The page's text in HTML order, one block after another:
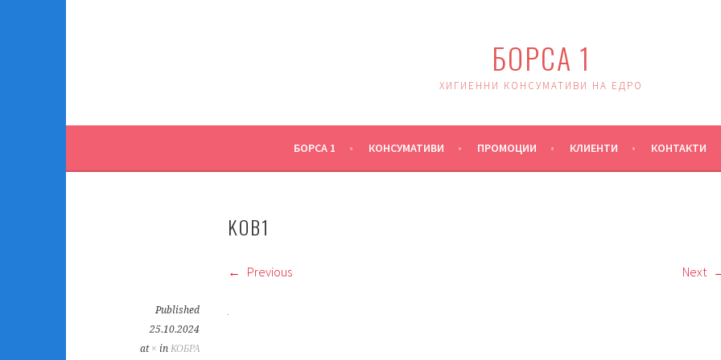
БОРСА 1
ХИГИЕННИ КОНСУМАТИВИ НА ЕДРО
БОРСА 1 КОНСУМАТИВИ ПРОМОЦИИ КЛИЕНТИ КОНТАКТИ
KOB1
Previous Next
Published
25.10.2024
at × in КОБРА